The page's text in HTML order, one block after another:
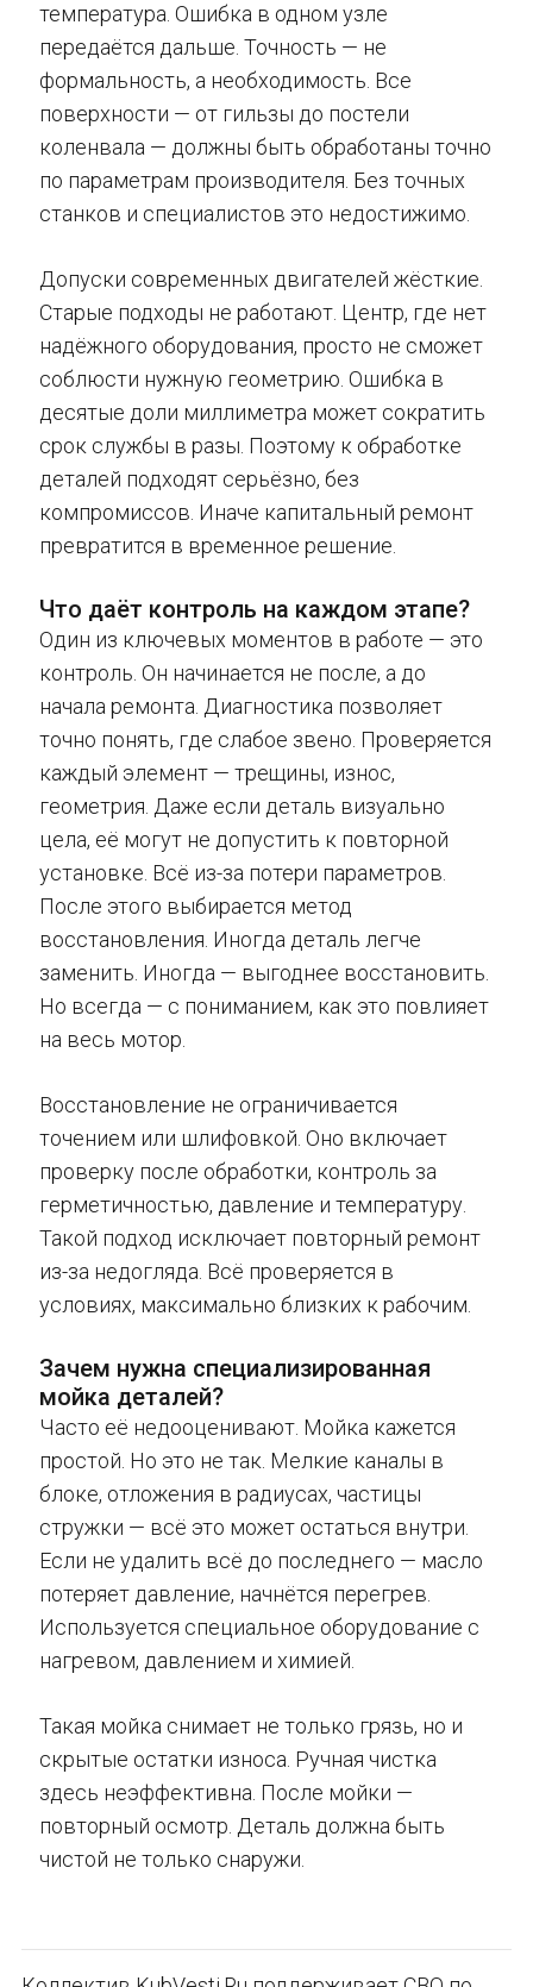
температура. Ошибка в одном узле
передаётся дальше. Точность — не
формальность, а необходимость. Все
поверхности — от гильзы до постели
коленвала — должны быть обработаны точно
по параметрам производителя. Без точных
станков и специалистов это недостижимо.
Допуски современных двигателей жёсткие.
Старые подходы не работают. Центр, где нет
надёжного оборудования, просто не сможет
соблюсти нужную геометрию. Ошибка в
десятые доли миллиметра может сократить
срок службы в разы. Поэтому к обработке
деталей подходят серьёзно, без
компромиссов. Иначе капитальный ремонт
превратится в временное решение.
Что даёт контроль на каждом этапе?
Один из ключевых моментов в работе — это
контроль. Он начинается не после, а до
начала ремонта. Диагностика позволяет
точно понять, где слабое звено. Проверяется
каждый элемент — трещины, износ,
геометрия. Даже если деталь визуально
цела, её могут не допустить к повторной
установке. Всё из-за потери параметров.
После этого выбирается метод
восстановления. Иногда деталь легче
заменить. Иногда — выгоднее восстановить.
Но всегда — с пониманием, как это повлияет
на весь мотор.
Восстановление не ограничивается
точением или шлифовкой. Оно включает
проверку после обработки, контроль за
герметичностью, давление и температуру.
Такой подход исключает повторный ремонт
из-за недогляда. Всё проверяется в
условиях, максимально близких к рабочим.
Зачем нужна специализированная
мойка деталей?
Часто её недооценивают. Мойка кажется
простой. Но это не так. Мелкие каналы в
блоке, отложения в радиусах, частицы
стружки — всё это может остаться внутри.
Если не удалить всё до последнего — масло
потеряет давление, начнётся перегрев.
Используется специальное оборудование с
нагревом, давлением и химией.
Такая мойка снимает не только грязь, но и
скрытые остатки износа. Ручная чистка
здесь неэффективна. После мойки —
повторный осмотр. Деталь должна быть
чистой не только снаружи.